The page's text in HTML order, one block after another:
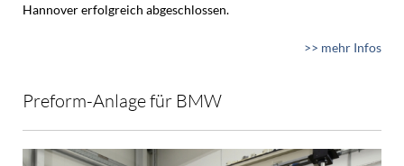
Hannover erfolgreich abgeschlossen.
>> mehr Infos
Preform-Anlage für BMW